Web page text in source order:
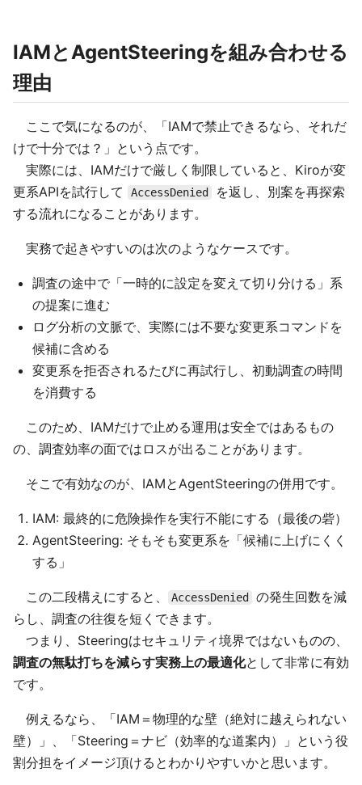
IAMとAgentSteeringを組み合わせる
理由
ここで気になるのが、「IAMで禁止できるなら、それだ
けで十分では？」という点です。
実際には、IAMだけで厳しく制限していると、Kiroが変
更系APIを試行して
AccessDenied
を返し、別案を再探索
する流れになることがあります。
実務で起きやすいのは次のようなケースです。
調査の途中で「一時的に設定を変えて切り分ける」系
の提案に進む
ログ分析の文脈で、実際には不要な変更系コマンドを
候補に含める
変更系を拒否されるたびに再試行し、初動調査の時間
を消費する
このため、IAMだけで止める運用は安全ではあるもの
の、調査効率の面ではロスが出ることがあります。
そこで有効なのが、IAMとAgentSteeringの併用です。
IAM: 最終的に危険操作を実行不能にする（最後の砦）
AgentSteering: そもそも変更系を「候補に上げにくく
する」
この二段構えにすると、 AccessDenied
の発生回数を減
らし、調査の往復を短くできます。
つまり、Steeringはセキュリティ境界ではないものの、
調査の無駄打ちを減らす実務上の最適化として非常に有効
です。
例えるなら、「IAM＝物理的な壁（絶対に越えられない
壁）」、「Steering＝ナビ（効率的な道案内）」という役
割分担をイメージ頂けるとわかりやすいかと思います。